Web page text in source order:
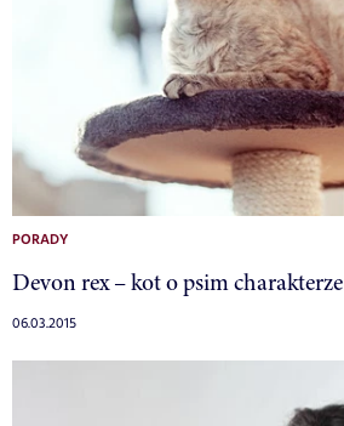
PORADY
Devon rex – kot o psim charakterze
06.03.2015